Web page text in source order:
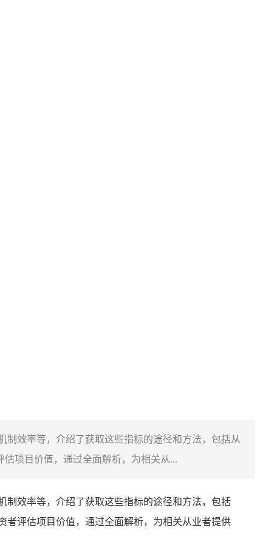
制效率等，介绍了获取这些指标的途径和方法，包括从
项目价值，通过全面解析，为相关从...
制效率等，介绍了获取这些指标的途径和方法，包括
者评估项目价值，通过全面解析，为相关从业者提供